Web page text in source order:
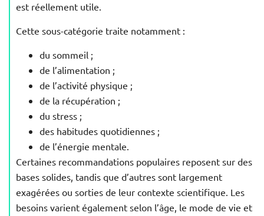
est réellement utile.
Cette sous-catégorie traite notamment :
du sommeil ;
de l’alimentation ;
de l’activité physique ;
de la récupération ;
du stress ;
des habitudes quotidiennes ;
de l’énergie mentale.
Certaines recommandations populaires reposent sur des
bases solides, tandis que d’autres sont largement
exagérées ou sorties de leur contexte scientifique. Les
besoins varient également selon l’âge, le mode de vie et